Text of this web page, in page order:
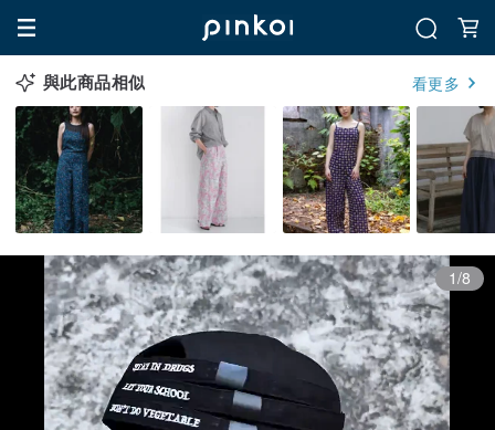
與此商品相似 看更多
1/8